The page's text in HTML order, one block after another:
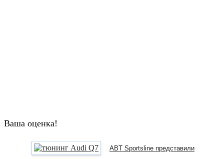
Ваша оценка!
ABT Sportsline представили